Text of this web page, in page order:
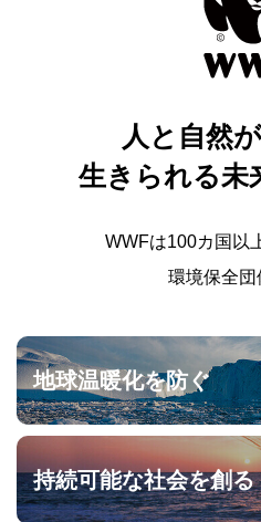
人と自然
生きられる未
WWFは100カ国以
環境保全団
地球温暖化を防ぐ
持続可能な社会を創る